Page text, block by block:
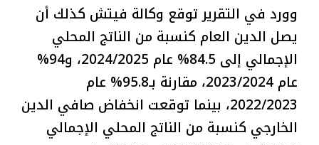
وورد في التقرير توقع وكالة فيتش كذلك أن
يصل الدين العام كنسبة من الناتج المحلي
الإجمالي إلى 84.5% عام 2024/2025، و94%
عام 2023/2024، مقارنة بـ95.8% عام
2022/2023، بينما توقعت انخفاض صافي الدين
الخارجي كنسبة من الناتج المحلي الإجمالي